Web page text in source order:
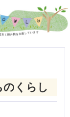
のくらし